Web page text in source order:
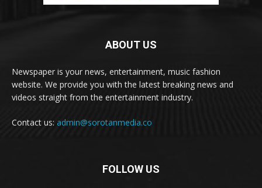
ABOUT US
Newspaper is your news, entertainment, music fashion
website. We provide you with the latest breaking news and
videos straight from the entertainment industry.
Contact us: admin@sorotanmedia.co
FOLLOW US